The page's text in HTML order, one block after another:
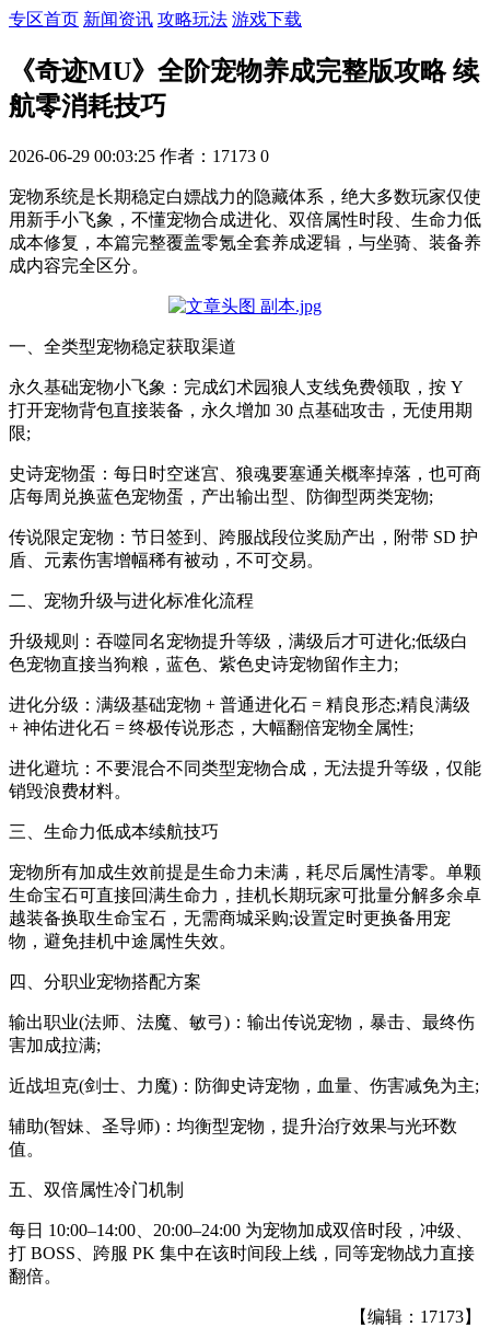
专区首页 新闻资讯 攻略玩法 游戏下载
《奇迹MU》全阶宠物养成完整版攻略 续
航零消耗技巧
2026-06-29 00:03:25 作者：17173 0
宠物系统是长期稳定白嫖战力的隐藏体系，绝大多数玩家仅使
用新手小飞象，不懂宠物合成进化、双倍属性时段、生命力低
成本修复，本篇完整覆盖零氪全套养成逻辑，与坐骑、装备养
成内容完全区分。
一、全类型宠物稳定获取渠道
永久基础宠物小飞象：完成幻术园狼人支线免费领取，按 Y
打开宠物背包直接装备，永久增加 30 点基础攻击，无使用期
限;
史诗宠物蛋：每日时空迷宫、狼魂要塞通关概率掉落，也可商
店每周兑换蓝色宠物蛋，产出输出型、防御型两类宠物;
传说限定宠物：节日签到、跨服战段位奖励产出，附带 SD 护
盾、元素伤害增幅稀有被动，不可交易。
二、宠物升级与进化标准化流程
升级规则：吞噬同名宠物提升等级，满级后才可进化;低级白
色宠物直接当狗粮，蓝色、紫色史诗宠物留作主力;
进化分级：满级基础宠物 + 普通进化石 = 精良形态;精良满级
+ 神佑进化石 = 终极传说形态，大幅翻倍宠物全属性;
进化避坑：不要混合不同类型宠物合成，无法提升等级，仅能
销毁浪费材料。
三、生命力低成本续航技巧
宠物所有加成生效前提是生命力未满，耗尽后属性清零。单颗
生命宝石可直接回满生命力，挂机长期玩家可批量分解多余卓
越装备换取生命宝石，无需商城采购;设置定时更换备用宠
物，避免挂机中途属性失效。
四、分职业宠物搭配方案
输出职业(法师、法魔、敏弓)：输出传说宠物，暴击、最终伤
害加成拉满;
近战坦克(剑士、力魔)：防御史诗宠物，血量、伤害减免为主;
辅助(智妹、圣导师)：均衡型宠物，提升治疗效果与光环数
值。
五、双倍属性冷门机制
每日 10:00–14:00、20:00–24:00 为宠物加成双倍时段，冲级、
打 BOSS、跨服 PK 集中在该时间段上线，同等宠物战力直接
翻倍。
【编辑：17173】